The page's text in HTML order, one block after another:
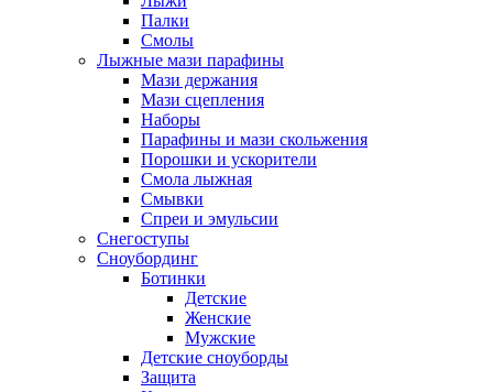
Палки
Смолы
Лыжные мази парафины
Мази держания
Мази сцепления
Наборы
Парафины и мази скольжения
Порошки и ускорители
Смола лыжная
Смывки
Спреи и эмульсии
Снегоступы
Сноубординг
Ботинки
Детские
Женские
Мужские
Детские сноуборды
Защита